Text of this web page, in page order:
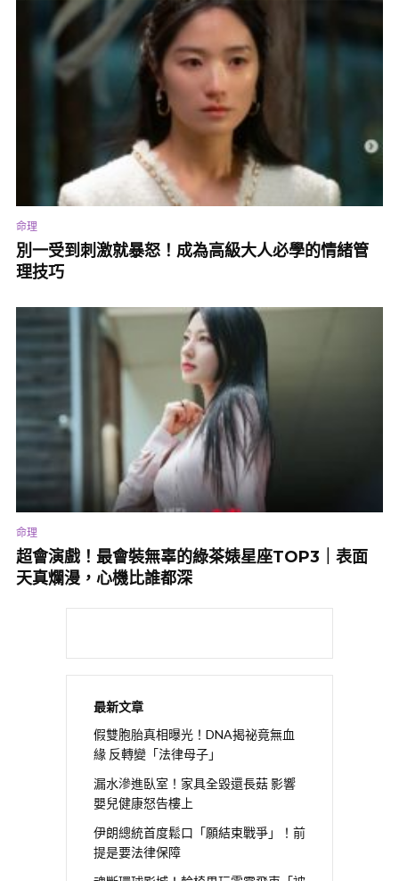
命理
別一受到刺激就暴怒！成為高級大人必學的情緒管
理技巧
命理
超會演戲！最會裝無辜的綠茶婊星座TOP3｜表面
天真爛漫，心機比誰都深
最新文章
假雙胞胎真相曝光！DNA揭祕竟無血
緣 反轉變「法律母子」
漏水滲進臥室！家具全毀還長菇 影響
嬰兒健康怒告樓上
伊朗總統首度鬆口「願結束戰爭」！前
提是要法律保障